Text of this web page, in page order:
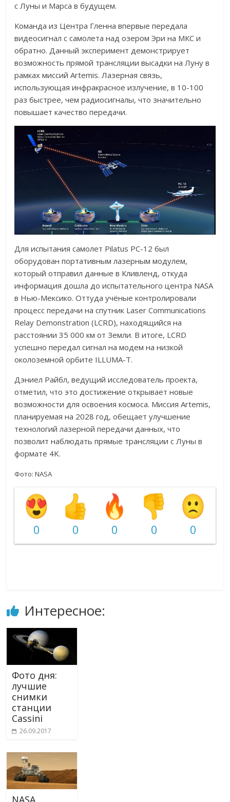
с Луны и Марса в будущем.
Команда из Центра Гленна впервые передала
видеосигнал с самолета над озером Эри на МКС и
обратно. Данный эксперимент демонстрирует
возможность прямой трансляции высадки на Луну в
рамках миссий Artemis. Лазерная связь,
использующая инфракрасное излучение, в 10-100
раз быстрее, чем радиосигналы, что значительно
повышает качество передачи.
Для испытания самолет Pilatus PC-12 был
оборудован портативным лазерным модулем,
который отправил данные в Кливленд, откуда
информация дошла до испытательного центра NASA
в Нью-Мексико. Оттуда учёные контролировали
процесс передачи на спутник Laser Communications
Relay Demonstration (LCRD), находящийся на
расстоянии 35 000 км от Земли. В итоге, LCRD
успешно передал сигнал на модем на низкой
околоземной орбите ILLUMA-T.
Дэниел Райбл, ведущий исследователь проекта,
отметил, что это достижение открывает новые
возможности для освоения космоса. Миссия Artemis,
планируемая на 2028 год, обещает улучшение
технологий лазерной передачи данных, что
позволит наблюдать прямые трансляции с Луны в
формате 4K.
Фото: NASA
0 0 0 0 0
Интересное:
Фото дня:
лучшие
снимки
станции
Cassini
26.09.2017
NASA